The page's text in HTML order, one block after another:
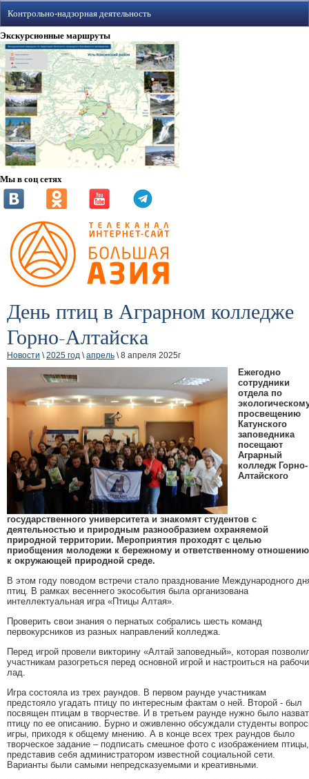
Контрольно-надзорная деятельность
Экскурсионные маршруты
Мы в соц сетях
День птиц в Аграрном колледже
Горно-Алтайска
Новости \2025 год \апрель \ 8 апреля 2025г
Ежегодно
сотрудники
отдела по
просвещению
Катунского
заповедника
посещают
Аграрный
колледж Горно-
Алтайского
государственного университета и знакомят студентов с
деятельностью и природным разнообразием охраняемой
природной территории. Мероприятия проходят с целью
приобщения молодежи к бережному и ответственному отношению
к окружающей природной среде.
В этом году поводом встречи стало празднование Международного
птиц. В рамках весеннего экособытия была организована
интеллектуальная игра «Птицы Алтая».
Проверить свои знания о пернатых собрались шесть команд
первокурсников из разных направлений колледжа.
Перед игрой провели викторину «Алтай заповедный», которая
участникам разогреться перед основной игрой и настроиться на
лад.
Игра состояла из трех раундов. В первом раунде участникам
предстояло угадать птицу по интересным фактам о ней. Второй - был
посвящен птицам в творчестве. И в третьем раунде нужно было
птицу по ее описанию. Бурно и оживленно обсуждали студенты
игры, приходя к общему мнению. А в конце всех трех раундов было
творческое задание – подписать смешное фото с изображением птицы,
представив себя администратором известной социальной сети.
Варианты были самыми непредсказуемыми и креативными.